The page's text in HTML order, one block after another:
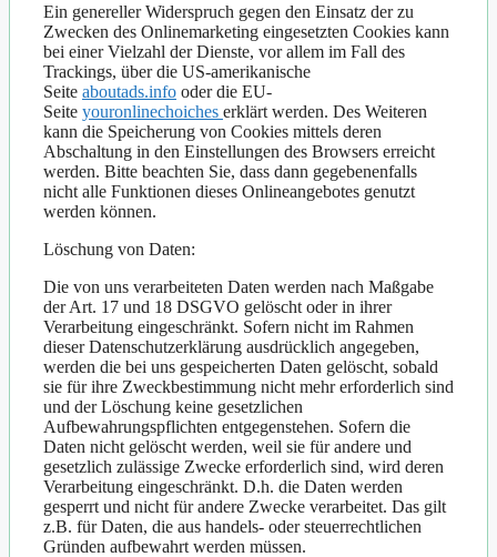
Ein genereller Widerspruch gegen den Einsatz der zu
Zwecken des Onlinemarketing eingesetzten Cookies kann
bei einer Vielzahl der Dienste, vor allem im Fall des
Trackings, über die US-amerikanische
Seite aboutads.info oder die EU-
Seite youronlinechoiches erklärt werden. Des Weiteren
kann die Speicherung von Cookies mittels deren
Abschaltung in den Einstellungen des Browsers erreicht
werden. Bitte beachten Sie, dass dann gegebenenfalls
nicht alle Funktionen dieses Onlineangebotes genutzt
werden können.
Löschung von Daten:
Die von uns verarbeiteten Daten werden nach Maßgabe
der Art. 17 und 18 DSGVO gelöscht oder in ihrer
Verarbeitung eingeschränkt. Sofern nicht im Rahmen
dieser Datenschutzerklärung ausdrücklich angegeben,
werden die bei uns gespeicherten Daten gelöscht, sobald
sie für ihre Zweckbestimmung nicht mehr erforderlich sind
und der Löschung keine gesetzlichen
Aufbewahrungspflichten entgegenstehen. Sofern die
Daten nicht gelöscht werden, weil sie für andere und
gesetzlich zulässige Zwecke erforderlich sind, wird deren
Verarbeitung eingeschränkt. D.h. die Daten werden
gesperrt und nicht für andere Zwecke verarbeitet. Das gilt
z.B. für Daten, die aus handels- oder steuerrechtlichen
Gründen aufbewahrt werden müssen.